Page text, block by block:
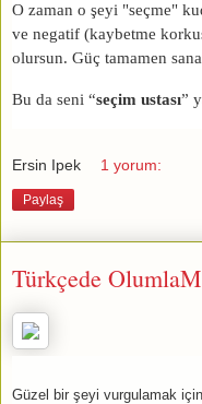
O zaman o şeyi "seçme"
ve negatif (kaybetme
olursun. Güç tamamen
Bu da seni “seçim ustası”
Ersin Ipek 1 yorum:
Paylaş
Türkçede
Güzel bir şeyi vurgulamak